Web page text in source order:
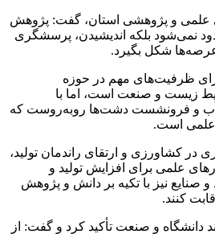
علمی و پژوهشی استان، گفت: پژوهش
نمی‌شود بلکه اندیشیدن، پرسشگری
شکل بگیرد.
ظرفیت‌های مهم در حوزه
زیست و صنعت است، اما با
و فرونشست دشت‌ها روبه‌روست که
علمی است.
در کشاورزی و ارتقای راندمان تولید،
علمی برای افزایش تولید و
و صنایع نیز با تکیه بر دانش و پژوهش
کنند.
دانشگاه و صنعت تأکید کرد و گفت: از